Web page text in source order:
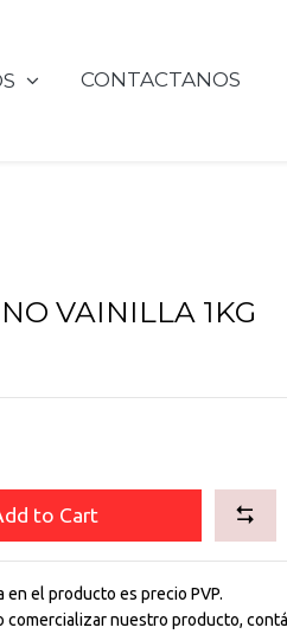
CONTACTANOS
VAINILLA 1KG
to Cart
el producto es precio PVP.
comercializar nuestro producto,